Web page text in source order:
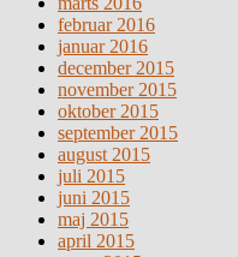
februar 2016
januar 2016
december 2015
november 2015
oktober 2015
september 2015
august 2015
juli 2015
juni 2015
maj 2015
april 2015